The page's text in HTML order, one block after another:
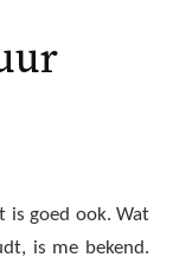
is goed ook. Wat
is me bekend.